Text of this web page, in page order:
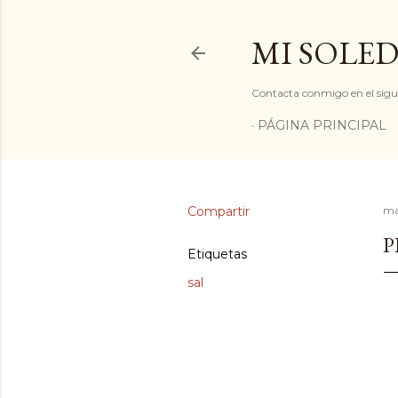
MI
Contacta conmigo en el
PÁGINA PRINCIPAL
Compartir
Etiquetas
sal